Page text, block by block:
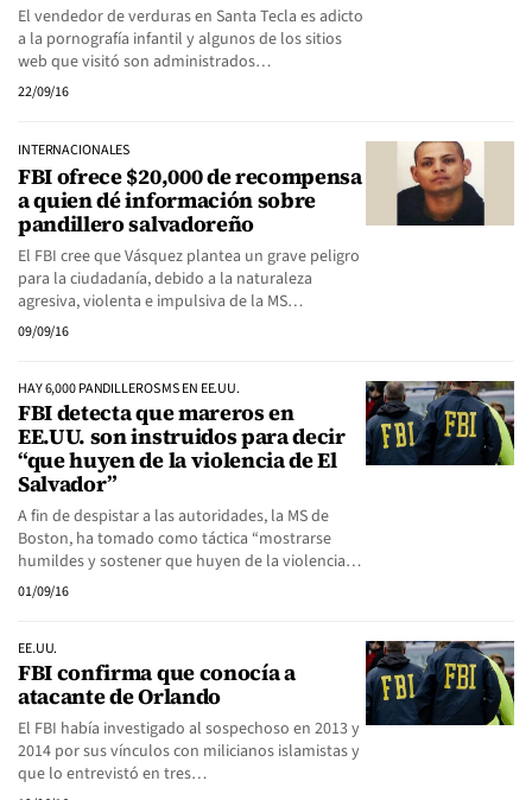
El vendedor de verduras en Santa Tecla es adicto
a la pornografía infantil y algunos de los sitios
web que visitó son administrados…
22/09/16
INTERNACIONALES
FBI ofrece $20,000 de recompensa
a quien dé información sobre
pandillero salvadoreño
El FBI cree que Vásquez plantea un grave peligro
para la ciudadanía, debido a la naturaleza
agresiva, violenta e impulsiva de la MS…
09/09/16
HAY 6,000 PANDILLEROS MS EN EE.UU.
FBI detecta que mareros en
EE.UU. son instruidos para decir
“que huyen de la violencia de El
Salvador”
A fin de despistar a las autoridades, la MS de
Boston, ha tomado como táctica “mostrarse
humildes y sostener que huyen de la violencia…
01/09/16
EE.UU.
FBI confirma que conocía a
atacante de Orlando
El FBI había investigado al sospechoso en 2013 y
2014 por sus vínculos con milicianos islamistas y
que lo entrevistó en tres…